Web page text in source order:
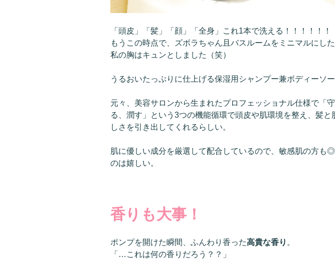
「頭皮」「髪」「顔」「全身」これ1本で洗える！！！！！！
もうこの時点で、ズボラちゃん且バスルームをミニマルにし
私の胸はキュンとしました（笑）
うるおいたっぷりに仕上げる保湿用シャンプー兼ボディーソー
元々、美容サロンから生まれたプロフェッショナル仕様で「守
る、潤す」という3つの機能循環で頭皮や肌環境を整え、髪と
しさを引き出してくれるらしい。
肌に優しい成分を厳選して配合しているので、敏感肌の方も◎
のは嬉しい。
香りも大事！
ポンプを開けた瞬間、ふんわり香った高貴な香り 。
「…これは何の香りだろう？？」